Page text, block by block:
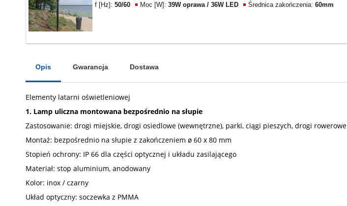
f [Hz]: 50/60 Moc [W]: 39W oprawa / 36W LED Średnica zakończenia: 60mm
Opis Gwarancja Dostawa
Elementy latarni oświetleniowej
1. Lamp uliczna montowana bezpośrednio na słupie
Zastosowanie: drogi miejskie, drogi osiedlowe (wewnętrzne), parki, ciągi pieszych, drogi rowerowe
Montaż: bezpośrednio na słupie z zakończeniem ø 60 x 80 mm
Stopień ochrony: IP 66 dla części optycznej i układu zasilającego
Materiał: stop aluminium, anodowany
Kolor: inox / czarny
Układ optyczny: soczewka z PMMA